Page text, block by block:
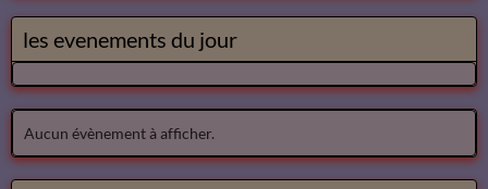
les evenements du jour
Aucun évènement à afficher.